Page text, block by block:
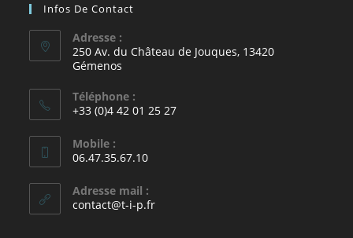
Infos De Contact
Adresse :
250 Av. du Château de Jouques, 13420
Gémenos
Téléphone :
+33 (0)4 42 01 25 27
Mobile :
06.47.35.67.10
Adresse mail :
contact@t-i-p.fr